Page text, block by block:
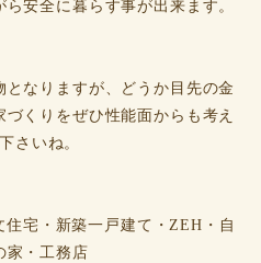
安全に暮らす事が出来ます。
なりますが、どうか目先の金
くりをぜひ性能面からも考え
さいね。
宅・新築一戸建て・ZEH・自
家・工務店